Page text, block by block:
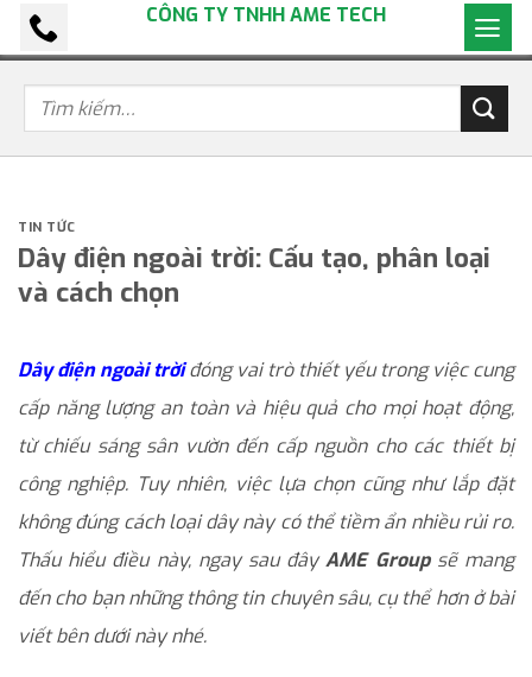
dung
CÔNG TY TNHH AME TECH
TIN TỨC
Dây điện ngoài trời: Cấu tạo, phân loại
và cách chọn
Dây điện ngoài trờiđóng vai trò thiết yếu trong việc cung
cấp năng lượng an toàn và hiệu quả cho mọi hoạt động,
từ chiếu sáng sân vườn đến cấp nguồn cho các thiết bị
công nghiệp. Tuy nhiên, việc lựa chọn cũng như lắp đặt
không đúng cách loại dây này có thể tiềm ẩn nhiều rủi ro.
Thấu hiểu điều này, ngay sau đâyAME Groupsẽ mang
đến cho bạn những thông tin chuyên sâu, cụ thể hơn ở bài
viết bên dưới này nhé.